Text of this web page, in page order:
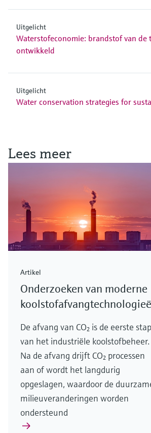
Uitgelicht
Waterstofeconomie: brandstof van de
ontwikkeld
Uitgelicht
Water conservation strategies for
Lees meer
Artikel
Onderzoeken van moderne
De afvang van CO₂ is de eerste stap
van het industriële koolstofbeheer.
Na de afvang drijft CO₂ processen
aan of wordt het langdurig
opgeslagen, waardoor de
milieuveranderingen worden
ondersteund